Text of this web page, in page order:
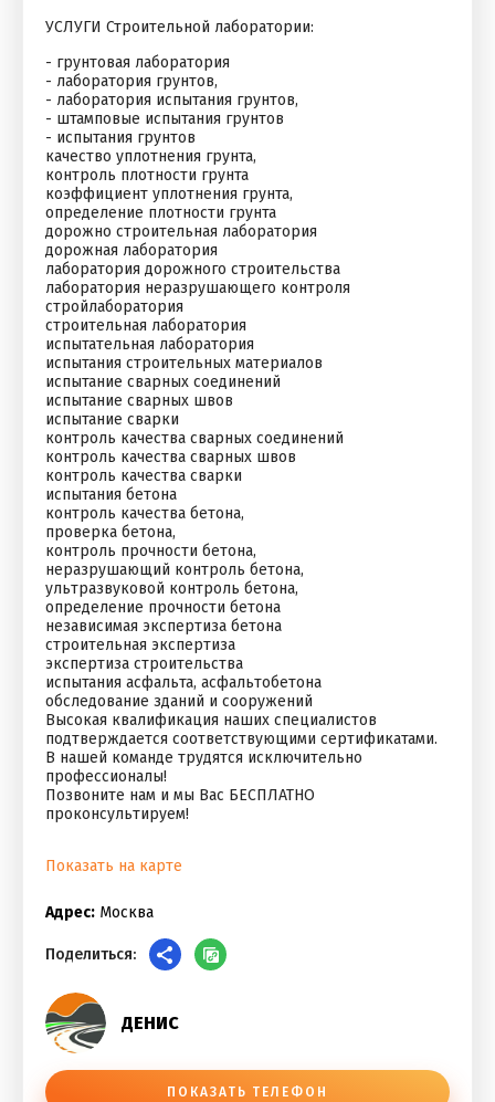
УСЛУГИ Строительной лаборатории:
- грунтовая лаборатория
- лаборатория грунтов,
- лаборатория испытания грунтов,
- штамповые испытания грунтов
- испытания грунтов
качество уплотнения грунта,
контроль плотности грунта
коэффициент уплотнения грунта,
определение плотности грунта
дорожно строительная лаборатория
дорожная лаборатория
лаборатория дорожного строительства
лаборатория неразрушающего контроля
стройлаборатория
строительная лаборатория
испытательная лаборатория
испытания строительных материалов
испытание сварных соединений
испытание сварных швов
испытание сварки
контроль качества сварных соединений
контроль качества сварных швов
контроль качества сварки
испытания бетона
контроль качества бетона,
проверка бетона,
контроль прочности бетона,
неразрушающий контроль бетона,
ультразвуковой контроль бетона,
определение прочности бетона
независимая экспертиза бетона
строительная экспертиза
экспертиза строительства
испытания асфальта, асфальтобетона
обследование зданий и сооружений
Высокая квалификация наших специалистов
подтверждается соответствующими сертификатами.
В нашей команде трудятся исключительно
профессионалы!
Позвоните нам и мы Вас БЕСПЛАТНО
проконсультируем!
Показать на карте
Адрес: Москва
Поделиться:
ДЕНИС
ПОКАЗАТЬ ТЕЛЕФОН